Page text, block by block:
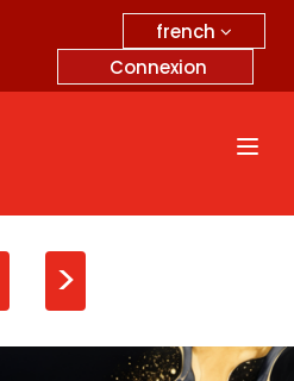
french
Connexion
>